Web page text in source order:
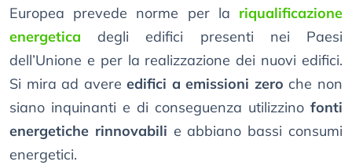
Europea prevede norme per la riqualificazione
energetica degli edifici presenti nei Paesi
dell’Unione e per la realizzazione dei nuovi edifici.
Si mira ad avereedifici a emissioni zero che non
siano inquinanti e di conseguenza utilizzino fonti
energetiche rinnovabili e abbiano bassi consumi
energetici.